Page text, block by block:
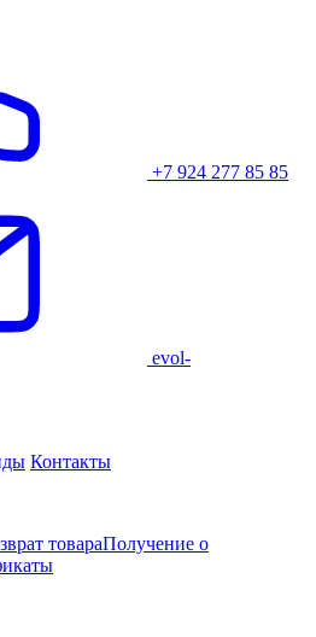
+7 924 277 85 85
evol-
Контакты
товараПолучение о